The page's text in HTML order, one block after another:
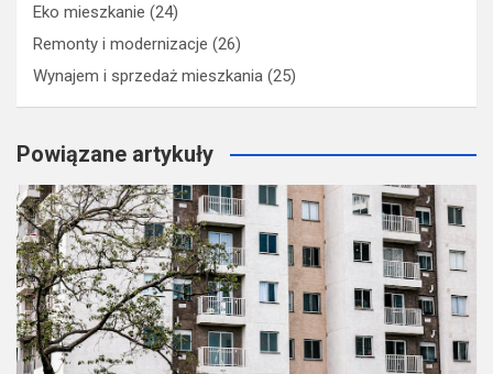
Eko mieszkanie (24)
Remonty i modernizacje (26)
Wynajem i sprzedaż mieszkania (25)
Powiązane artykuły